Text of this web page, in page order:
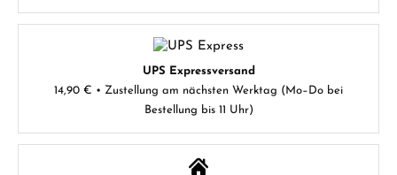
UPS Expressversand
14,90 € • Zustellung am nächsten Werktag (Mo–Do bei
Bestellung bis 11 Uhr)